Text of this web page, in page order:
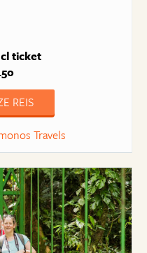
ticket
REIS
Travels